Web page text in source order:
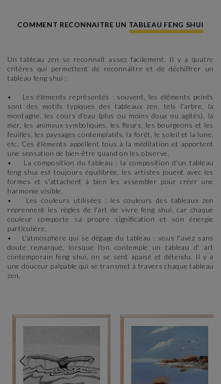
COMMENT RECONNAITRE UN TABLEAU FENG SHUI
Un tableau zen se reconnaît assez facilement. Il y a quatre
critères qui permettent de reconnaître et de déchiffrer un
tableau feng shui :
• Les éléments représentés : souvent, les éléments peints
sont des motifs typiques des tableaux zen, tels l'arbre, la
montagne, les cours d'eau (plus ou moins doux ou agités), la
mer, les animaux symboliques, les fleurs, les bourgeons et les
feuilles, les paysages contemplatifs, la forêt, le soleil et la lune,
etc. Ces éléments appellent tous à la méditation et apportent
une sensation de bien-être quand on les observe.
• La composition du tableau : la composition d'un tableau
feng shui est toujours équilibrée, les artistes jouent avec les
formes et s'attachent à bien les assembler pour créer une
harmonie visible.
• Les couleurs utilisées : les couleurs des tableaux zen
reprennent les règles de l'art de vivre feng shui, car chaque
couleur comporte sa propre signification et son énergie
particulière.
• L'atmosphère qui se dégage du tableau : vous l'avez sans
doute remarqué, lorsque l'on contemple un tableau d' art
contemporain feng shui, on se sent apaisé et détendu. Il y a
une douceur palpable qui se transmet à travers chaque tableau
zen.